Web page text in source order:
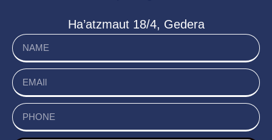
Ha’atzmaut 18/4, Gedera